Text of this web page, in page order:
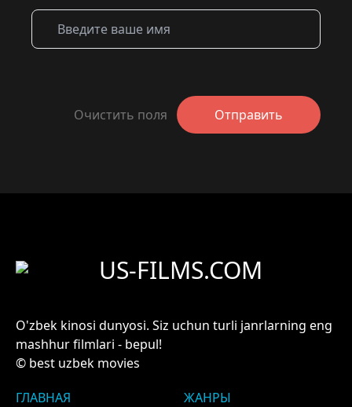
Очистить поля Отправить
US-FILMS.COM
O'zbek kinosi dunyosi. Siz uchun turli janrlarning eng
mashhur filmlari - bepul!
© best uzbek movies
ГЛАВНАЯ
ЖАНРЫ